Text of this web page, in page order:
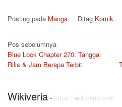
Posting pada Manga Ditag Komik
Navigasi
pos
Pos sebelumnya
Blue Lock Chapter 270: Tanggal
Rilis & Jam Berapa Terbit
Wikiveria - https://wikiveria.com